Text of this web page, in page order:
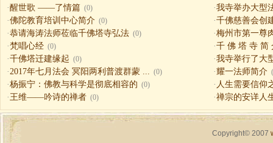
·醒世歌 ——了情篇 (0) ·我寺举办大型
·佛陀教育培训中心简介 (0) ·千佛慈善会创
·恭请海涛法师莅临千佛塔寺弘法 (0) ·梅州市第一尊
·梵唱心经 (0) ·千 佛 塔 寺 简
·千佛塔迁建缘起 (0) ·我寺举行了大
·2017年七月法会 冥阳两利普渡群蒙 ... (0) ·耀一法师简介
·杨振宁：佛教与科学是彻底相容的 (0) · 人生需要信仰
·王维——吟诗的禅者 (0) ·禅宗的安详人
Copyright© 2007